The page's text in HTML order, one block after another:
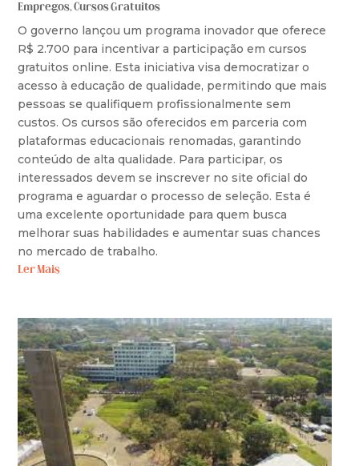
Empregos,Cursos Gratuitos
O governo lançou um programa inovador que oferece
R$ 2.700 para incentivar a participação em cursos
gratuitos online. Esta iniciativa visa democratizar o
acesso à educação de qualidade, permitindo que mais
pessoas se qualifiquem profissionalmente sem
custos. Os cursos são oferecidos em parceria com
plataformas educacionais renomadas, garantindo
conteúdo de alta qualidade. Para participar, os
interessados devem se inscrever no site oficial do
programa e aguardar o processo de seleção. Esta é
uma excelente oportunidade para quem busca
melhorar suas habilidades e aumentar suas chances
no mercado de trabalho.
Ler Mais